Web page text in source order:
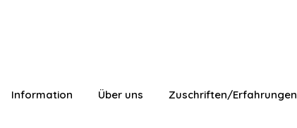
Information Über uns Zuschriften/Erfahrungen